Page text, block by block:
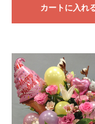
カートに入れ